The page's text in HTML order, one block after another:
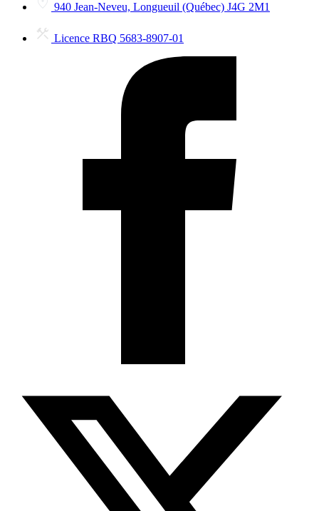
940 Jean-Neveu, Longueuil (Québec) J4G 2M1
Licence RBQ 5683-8907-01